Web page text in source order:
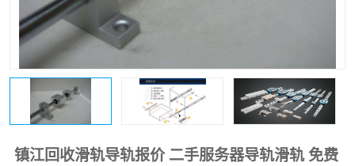
镇江回收滑轨导轨报价 二手服务器导轨滑轨 免费